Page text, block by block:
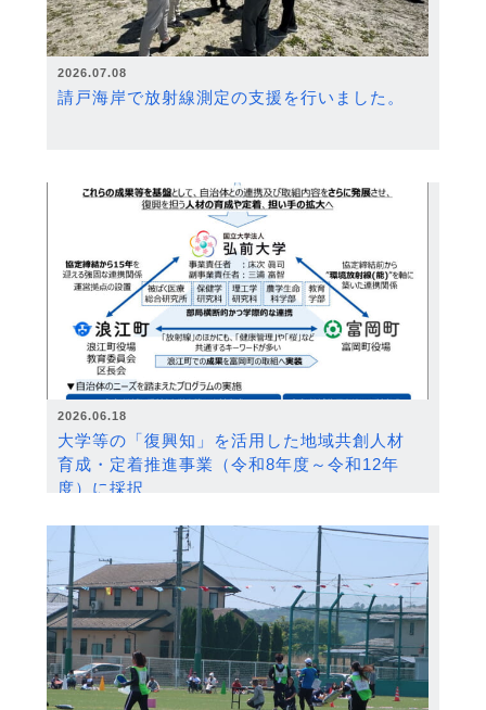
2026.07.08
請戸海岸で放射線測定の支援を行いました。
2026.06.18
大学等の「復興知」を活用した地域共創人材
育成・定着推進事業（令和8年度～令和12年
度）に採択